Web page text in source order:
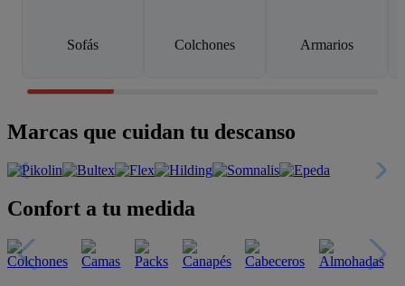
Sofás Colchones Armarios
Marcas que cuidan tu descanso
Confort a tu medida